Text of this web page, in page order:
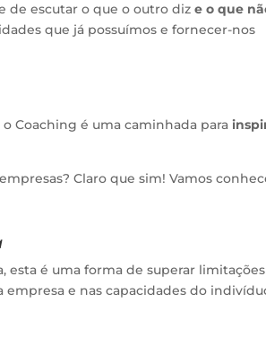
de escutar o que o outro dize o que
que já possuímos e fornecer-nos
Coaching é uma caminhada para
Claro que sim! Vamos
é uma forma de superar
e nas capacidades do